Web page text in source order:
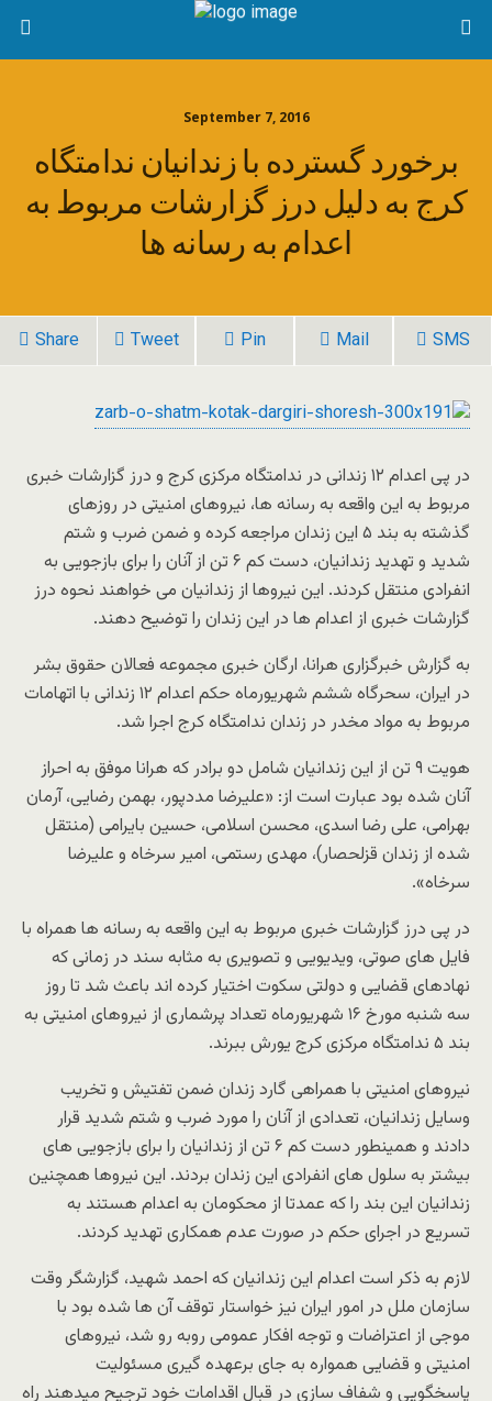
September 7, 2016
برخورد گسترده با زندانیان ندامتگاه
کرج به دلیل درز گزارشات مربوط به
اعدام به رسانه ها
Share Tweet Pin Mail SMS
در پی اعدام ۱۲ زندانی در ندامتگاه مرکزی کرج و درز گزارشات خبری
مربوط به این واقعه به رسانه ها، نیروهای امنیتی در روزهای
گذشته به بند ۵ این زندان مراجعه کرده و ضمن ضرب و شتم
شدید و تهدید زندانیان، دست کم ۶ تن از آنان را برای بازجویی به
انفرادی منتقل کردند. این نیروها از زندانیان می خواهند نحوه درز
گزارشات خبری از اعدام ها در این زندان را توضیح دهند.
به گزارش خبرگزاری هرانا، ارگان خبری مجموعه فعالان حقوق بشر
در ایران، سحرگاه ششم شهریورماه حکم اعدام ۱۲ زندانی با اتهامات
مربوط به مواد مخدر در زندان ندامتگاه کرج اجرا شد.
هویت ۹ تن از این زندانیان شامل دو برادر که هرانا موفق به احراز
آنان شده بود عبارت است از: «علیرضا مددپور، بهمن رضایی، آرمان
بهرامی، علی رضا اسدی، محسن اسلامی، حسین بایرامی (منتقل
شده از زندان قزلحصار)، مهدی رستمی، امیر سرخاه و علیرضا
سرخاه».
در پی درز گزارشات خبری مربوط به این واقعه به رسانه ها همراه با
فایل های صوتی، ویدیویی و تصویری به مثابه سند در زمانی که
نهادهای قضایی و دولتی سکوت اختیار کرده اند باعث شد تا روز
سه شنبه مورخ ۱۶ شهریورماه تعداد پرشماری از نیروهای امنیتی به
بند ۵ ندامتگاه مرکزی کرج یورش ببرند.
نیروهای امنیتی با همراهی گارد زندان ضمن تفتیش و تخریب
وسایل زندانیان، تعدادی از آنان را مورد ضرب و شتم شدید قرار
دادند و همینطور دست کم ۶ تن از زندانیان را برای بازجویی های
بیشتر به سلول های انفرادی این زندان بردند. این نیروها همچنین
زندانیان این بند را که عمدتا از محکومان به اعدام هستند به
تسریع در اجرای حکم در صورت عدم همکاری تهدید کردند.
لازم به ذکر است اعدام این زندانیان که احمد شهید، گزارشگر وقت
سازمان ملل در امور ایران نیز خواستار توقف آن ها شده بود با
موجی از اعتراضات و توجه افکار عمومی روبه رو شد، نیروهای
امنیتی و قضایی همواره به جای برعهده گیری مسئولیت
پاسخگویی و شفاف سازی در قبال اقدامات خود ترجیح میدهند راه